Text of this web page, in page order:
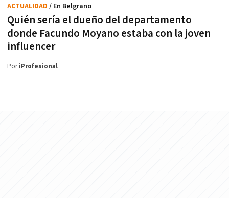
Quién sería el dueño del departamento
donde Facundo Moyano estaba con la joven
influencer
ACTUALIDAD / En Belgrano
PoriProfesional